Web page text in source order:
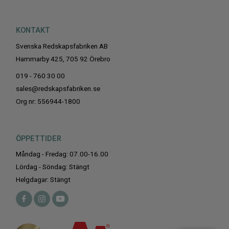
KONTAKT
Svenska Redskapsfabriken AB
Hammarby 425, 705 92 Örebro
019 - 760 30 00
sales@redskapsfabriken.se
Org nr: 556944-1800
ÖPPETTIDER
Måndag - Fredag: 07.00-16.00
Lördag - Söndag: Stängt
Helgdagar: Stängt